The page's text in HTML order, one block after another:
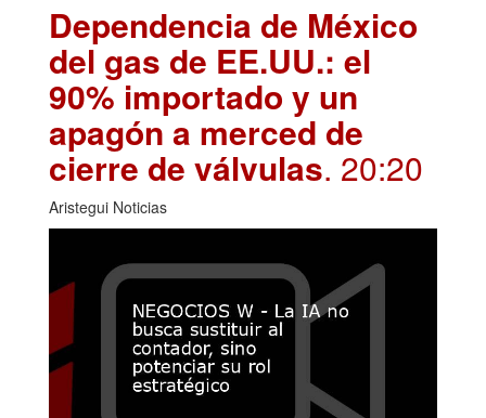
Dependencia de México
del gas de EE.UU.: el
90% importado y un
apagón a merced de
cierre de válvulas. 20:20
Aristegui Noticias